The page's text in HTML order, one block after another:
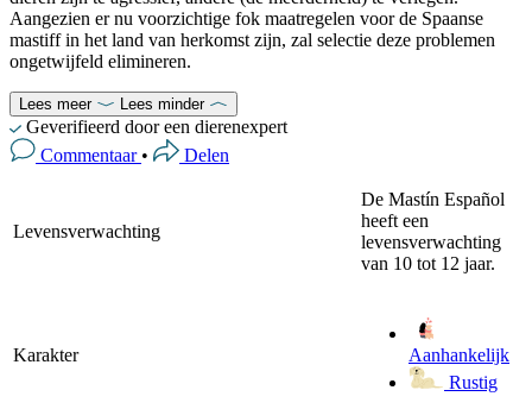
Aangezien er nu voorzichtige fok maatregelen voor de Spaanse
mastiff in het land van herkomst zijn, zal selectie deze problemen
ongetwijfeld elimineren.
Lees meer Lees minder
Geverifieerd door een dierenexpert
Commentaar • Delen
Levensverwachting
De Mastín Español
heeft een
levensverwachting
van 10 tot 12 jaar.
Karakter
Aanhankelijk
Rustig